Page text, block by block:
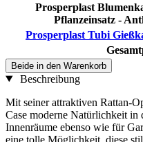
Prosperplast
Pflanzeinsatz -
Prosperplast Tubi
Beide in den Warenkorb
Beschreibung
Mit seiner attraktiven Rattan-
Case moderne Natürlichkeit in
Innenräume ebenso wie für
eine tolle Möglichkeit, diese